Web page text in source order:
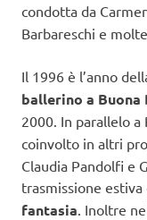
condotta da
Barbareschi e
Il 1996 è l’anno
ballerino a Buona
2000. In parallelo a
coinvolto in altri
Claudia Pandolfi e
trasmissione estiva
fantasia . Inoltre